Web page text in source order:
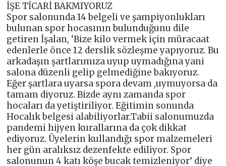
İŞE TİCARİ BAKMIYORUZ
Spor salonunda 14 belgeli ve şampiyonlukları
bulunan spor hocasının bulunduğunu dile
getiren İşalan, ‘Bize kilo vermek için müracaat
edenlerle önce 12 derslik sözleşme yapıyoruz. Bu
arkadaşın şartlarımıza uyup uymadığına yani
salona düzenli gelip gelmediğine bakıyoruz.
Eğer şartlara uyarsa spora devam ,uymuyorsa da
tamam diyoruz. Bizde aynı zamanda spor
hocaları da yetiştiriliyor. Eğitimin sonunda
Hocalık belgesi alabiliyorlar.Tabii salonumuzda
pandemi hijyen kurallarına da çok dikkat
ediyoruz. Üyelerin kullandığı spor malzemeleri
her gün aralıksız dezenfekte ediliyor. Spor
salonunun 4 katı köşe bucak temizleniyor’ diye